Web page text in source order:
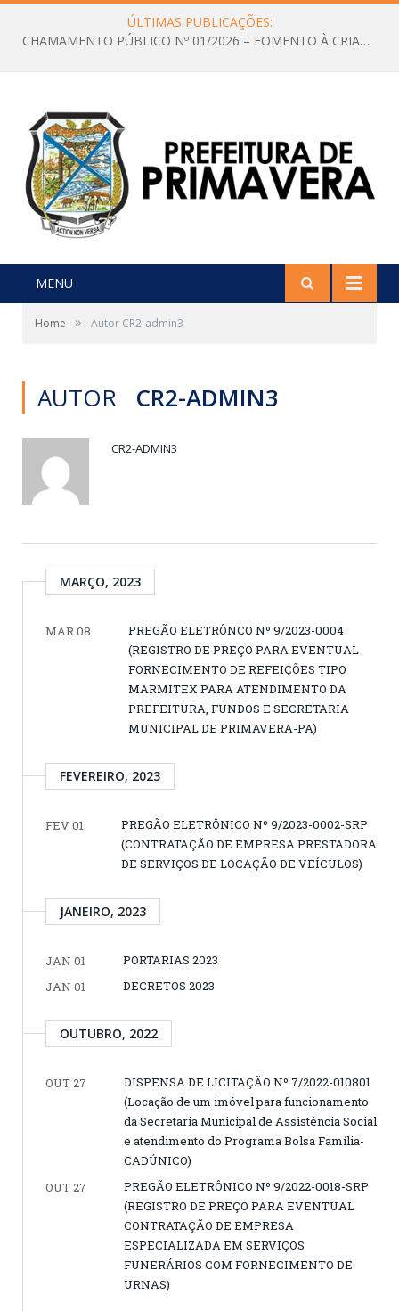
ÚLTIMAS PUBLICAÇÕES:
CHAMAMENTO PÚBLICO Nº 01/2026 – FOMENTO À CRIAÇÃO E A CIRCULAÇÃO DE PRODUÇÕES CULTURAIS – Aldir Blanc
MENU
Home » Autor CR2-admin3
AUTOR CR2-ADMIN3
CR2-ADMIN3
MARÇO, 2023
MAR 08
PREGÃO ELETRÔNCO Nº 9/2023-0004
(REGISTRO DE PREÇO PARA EVENTUAL
FORNECIMENTO DE REFEIÇÕES TIPO
MARMITEX PARA ATENDIMENTO DA
PREFEITURA, FUNDOS E SECRETARIA
MUNICIPAL DE PRIMAVERA-PA)
FEVEREIRO, 2023
FEV 01
PREGÃO ELETRÔNICO Nº 9/2023-0002-SRP
(CONTRATAÇÃO DE EMPRESA PRESTADORA
DE SERVIÇOS DE LOCAÇÃO DE VEÍCULOS)
JANEIRO, 2023
JAN 01
PORTARIAS 2023
JAN 01
DECRETOS 2023
OUTUBRO, 2022
OUT 27
DISPENSA DE LICITAÇÃO Nº 7/2022-010801
(Locação de um imóvel para funcionamento
da Secretaria Municipal de Assistência Social
e atendimento do Programa Bolsa Família-
CADÚNICO)
OUT 27
PREGÃO ELETRÔNICO Nº 9/2022-0018-SRP
(REGISTRO DE PREÇO PARA EVENTUAL
CONTRATAÇÃO DE EMPRESA
ESPECIALIZADA EM SERVIÇOS
FUNERÁRIOS COM FORNECIMENTO DE
URNAS)